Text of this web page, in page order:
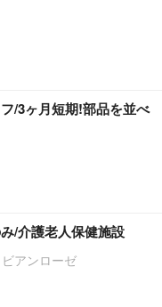
/3ヶ月短期!部品を並べ
/介護老人保健施設
アンローゼ